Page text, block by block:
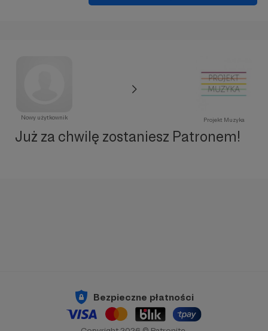
Nowy użytkownik Projekt Muzyka
Już za chwilę zostaniesz Patronem!
Bezpieczne płatności